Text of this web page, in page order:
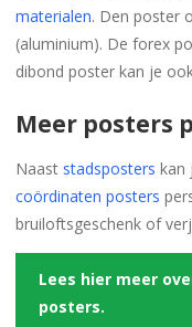
materialen. Den poster
(aluminium). De forex
dibond poster kan je
Meer posters
Naast stadsposters kan
coördinaten posters
bruiloftsgeschenk of
Lees hier meer
posters.